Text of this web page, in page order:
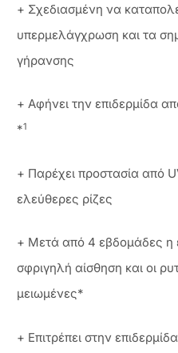
+ Σχεδιασμένη να
υπερμελάγχρωση και τα
γήρανσης
+ Αφήνει την επιδερμίδα
*1
+ Παρέχει προστασία από
ελεύθερες ρίζες
+ Μετά από 4 εβδομάδες η
σφριγηλή αίσθηση και οι
μειωμένες*
+ Επιτρέπει στην